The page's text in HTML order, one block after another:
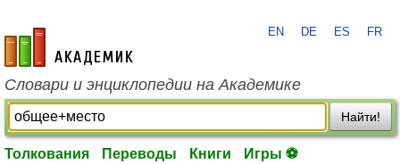
academic.ru
EN DE ES FR
Словари и энциклопедии на Академике
Найти!
Толкования Переводы Книги Игры ⚽